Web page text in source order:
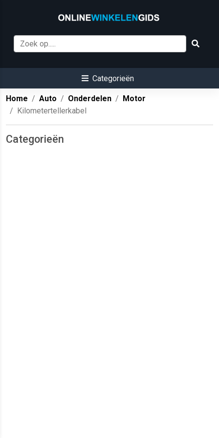
Categorieën
Home Auto Onderdelen
Motor
Kilometertellerkabel
Categorieën